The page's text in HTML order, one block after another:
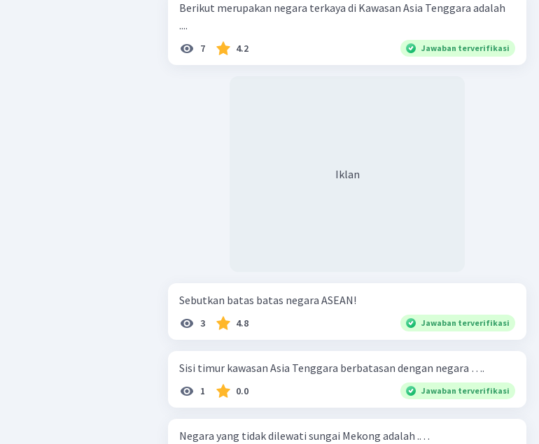
Berikut merupakan negara terkaya di Kawasan Asia Tenggara adalah
....
7 4.2 Jawaban terverifikasi
Iklan
Sebutkan batas batas negara ASEAN!
3 4.8 Jawaban terverifikasi
Sisi timur kawasan Asia Tenggara berbatasan dengan negara ….
1 0.0 Jawaban terverifikasi
Negara yang tidak dilewati sungai Mekong adalah .. . .